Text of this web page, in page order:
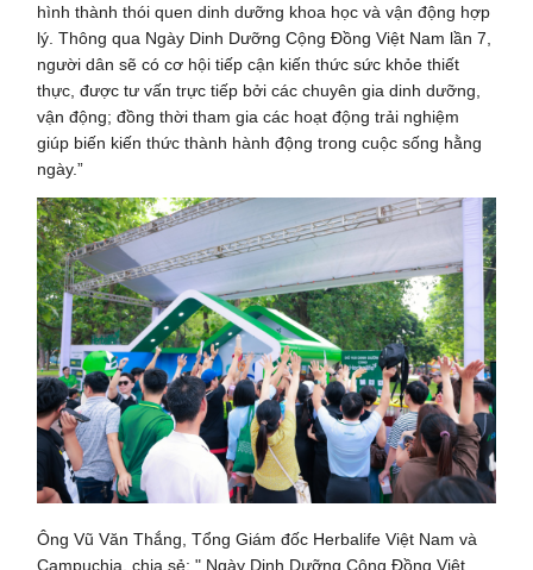
hình thành thói quen dinh dưỡng khoa học và vận động hợp
lý. Thông qua Ngày Dinh Dưỡng Cộng Đồng Việt Nam lần 7,
người dân sẽ có cơ hội tiếp cận kiến thức sức khỏe thiết
thực, được tư vấn trực tiếp bởi các chuyên gia dinh dưỡng,
vận động; đồng thời tham gia các hoạt động trải nghiệm
giúp biến kiến thức thành hành động trong cuộc sống hằng
ngày.”
Ông Vũ Văn Thắng, Tổng Giám đốc Herbalife Việt Nam và
Campuchia, chia sẻ: " Ngày Dinh Dưỡng Cộng Đồng Việt